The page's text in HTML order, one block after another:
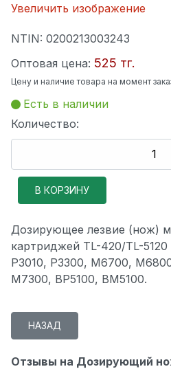
Увеличить изображение
NTIN: 0200213003243
Оптовая цена: 525 тг.
Цену и наличие товара на момент
Есть в наличии
Количество:
Дозирующее лезвие (нож)
картриджей TL-420/TL-
P3010, P3300, M6700,
M7300, BP5100, BM5100.
Отзывы на Дозирующий